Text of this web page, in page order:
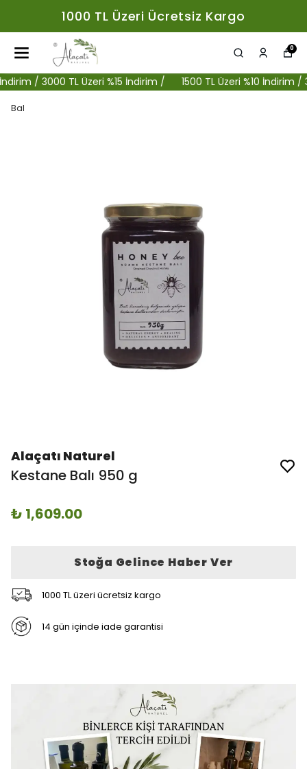
1000 TL Üzeri Ücretsiz Kargo
0
/ 3000 TL Üzeri %15 İndirim / 1500 TL Üzeri %10 İndirim /
Bal
Alaçatı Naturel
Kestane Balı 950 g
₺ 1,609.00
Stoğa Gelince Haber Ver
1000 TL üzeri ücretsiz kargo
14 gün içinde iade garantisi